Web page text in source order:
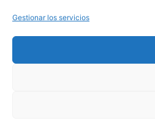
Gestionar los servicios